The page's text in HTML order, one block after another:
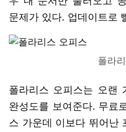
문제가 있다. 업데이트로
폴라
폴라리스 오피스는 오랜
완성도를 보여준다. 무료
스 가운데 이보다 뛰어난